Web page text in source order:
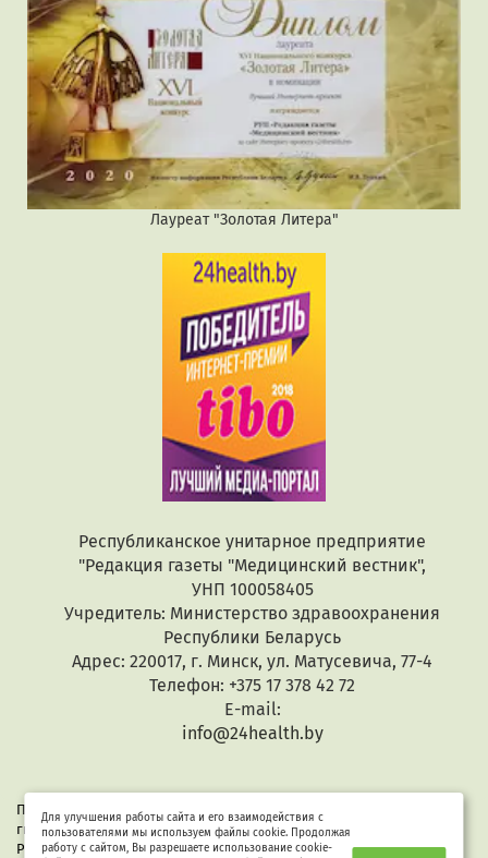
Лауреат "Золотая Литера"
Республиканское унитарное предприятие
"Редакция газеты "Медицинский вестник",
УНП 100058405
Учредитель: Министерство здравоохранения
Республики Беларусь
Адрес: 220017, г. Минск, ул. Матусевича, 77-4
Телефон: +375 17 378 42 72
E-mail:
info@24health.by
При копировании или цитировании текстов активная
гиперссылка обязательна. Все материалы защищены законом
Республики Беларусь «Об авторском праве и смежных правах».
Для улучшения работы сайта и его взаимодействия с
пользователями мы используем файлы cookie. Продолжая
работу с сайтом, Вы разрешаете использование cookie-